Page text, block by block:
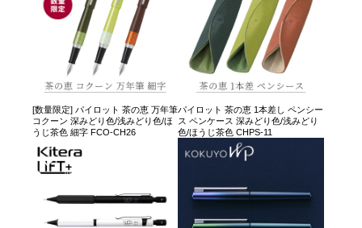
[数量限定] パイロット 茶の恵 万年筆
コクーン 深みどり色/浅みどり色/ほ
うじ茶色 細字 FCO-CH26
パイロット 茶の恵 1本差し ペンシー
ス ペンケース 深みどり色/浅みどり
色/ほうじ茶色 CHPS-11